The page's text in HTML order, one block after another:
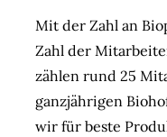
Mit der Zahl an
Zahl der
zählen rund 25
ganzjährigen
wir für beste